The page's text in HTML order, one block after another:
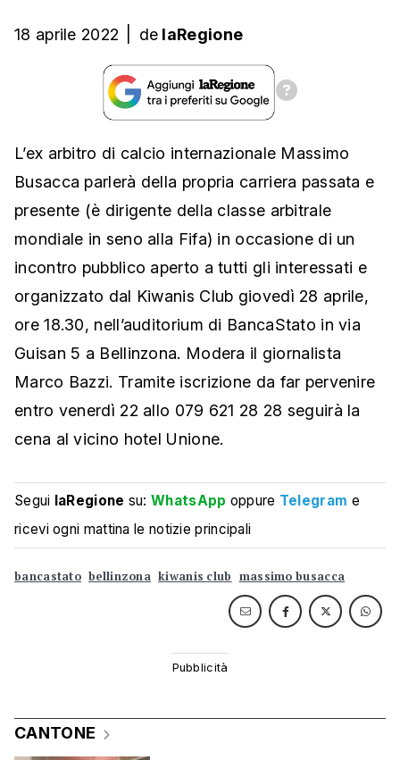
18 aprile 2022 de laRegione
L’ex arbitro di calcio internazionale Massimo
Busacca parlerà della propria carriera passata e
presente (è dirigente della classe arbitrale
mondiale in seno alla Fifa) in occasione di un
incontro pubblico aperto a tutti gli interessati e
organizzato dal Kiwanis Club giovedì 28 aprile,
ore 18.30, nell’auditorium di BancaStato in via
Guisan 5 a Bellinzona. Modera il giornalista
Marco Bazzi. Tramite iscrizione da far pervenire
entro venerdì 22 allo 079 621 28 28 seguirà la
cena al vicino hotel Unione.
Segui laRegione su:WhatsApp oppure Telegram e
ricevi ogni mattina le notizie principali
bancastato bellinzona kiwanis club massimo busacca
CANTONE